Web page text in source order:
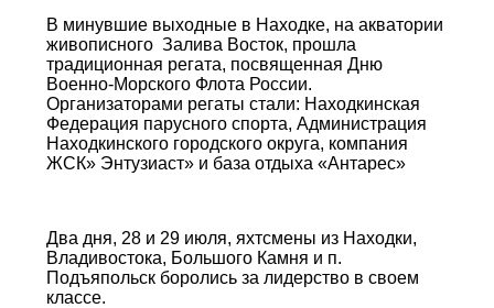
В минувшие выходные в Находке, на акватории
живописного Залива Восток, прошла
традиционная регата, посвященная Дню
Военно-Морского Флота России.
Организаторами регаты стали: Находкинская
Федерация парусного спорта, Администрация
Находкинского городского округа, компания
ЖСК» Энтузиаст» и база отдыха «Антарес»
Два дня, 28 и 29 июля, яхтсмены из Находки,
Владивостока, Большого Камня и п.
Подъяпольск боролись за лидерство в своем
классе.